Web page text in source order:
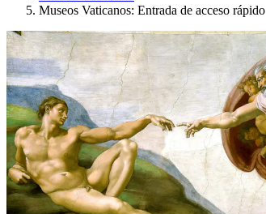
Museos Vaticanos: Entrada de acceso rápido